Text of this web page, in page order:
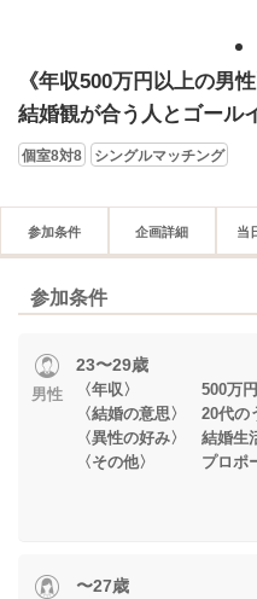
1
《年収500万円以上の男性
結婚観が合う人とゴール
個室8対8 シングルマッチング
参加条件 企画詳細 当
参加条件
男性
23〜29歳
〈年収〉 500万円
〈結婚の意思〉 20代の
〈異性の好み〉 結婚生
〈その他〉 プロポー
〜27歳